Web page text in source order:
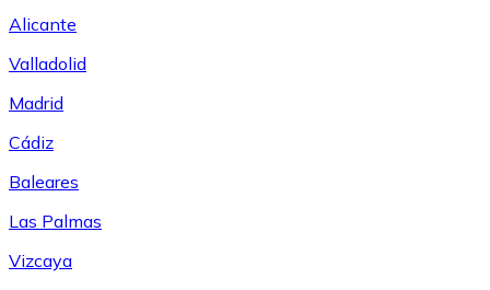
Alicante
Valladolid
Madrid
Cádiz
Baleares
Las Palmas
Vizcaya